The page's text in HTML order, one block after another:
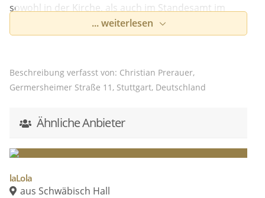
sowohl in der Kirche, als auch im Standesamt im
kleinen und im großen Kreis.
Momente wie nur möglich festhalten.
... weiterlesen
Beschreibung verfasst von: Christian Prerauer,
Germersheimer Straße 11, Stuttgart, Deutschland
Ähnliche Anbieter
laLola
aus Schwäbisch Hall